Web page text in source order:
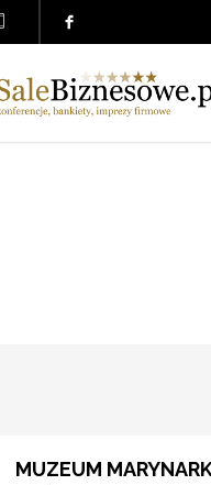
MUZEUM